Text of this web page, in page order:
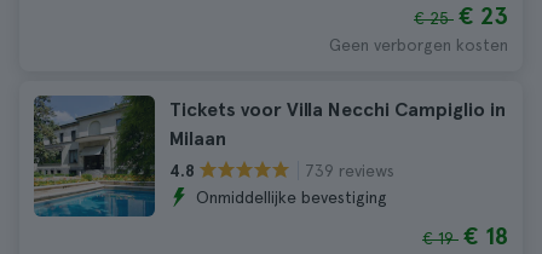
€ 25 € 23
Geen verborgen kosten
Tickets voor Villa Necchi Campiglio in
Milaan
4.8
739 reviews
Onmiddellijke bevestiging
€ 19 € 18